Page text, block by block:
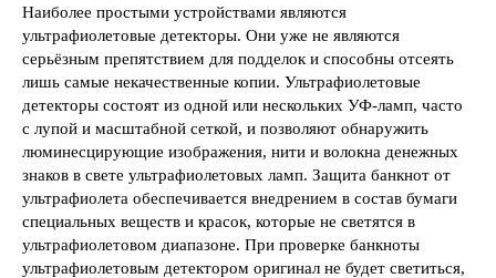
Наиболее простыми устройствами являются
ультрафиолетовые детекторы. Они уже не являются
серьёзным препятствием для подделок и способны отсеять
лишь самые некачественные копии. Ультрафиолетовые
детекторы состоят из одной или нескольких УФ-ламп, часто
с лупой и масштабной сеткой, и позволяют обнаружить
люминесцирующие изображения, нити и волокна денежных
знаков в свете ультрафиолетовых ламп. Защита банкнот от
ультрафиолета обеспечивается внедрением в состав бумаги
специальных веществ и красок, которые не светятся в
ультрафиолетовом диапазоне. При проверке банкноты
ультрафиолетовым детектором оригинал не будет светиться,